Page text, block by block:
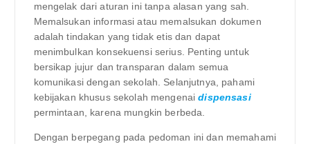
mengelak dari aturan ini tanpa alasan yang sah.
Memalsukan informasi atau memalsukan dokumen
adalah tindakan yang tidak etis dan dapat
menimbulkan konsekuensi serius. Penting untuk
bersikap jujur ​​dan transparan dalam semua
komunikasi dengan sekolah. Selanjutnya, pahami
kebijakan khusus sekolah mengenaidispensasi
permintaan, karena mungkin berbeda.
Dengan berpegang pada pedoman ini dan memahami